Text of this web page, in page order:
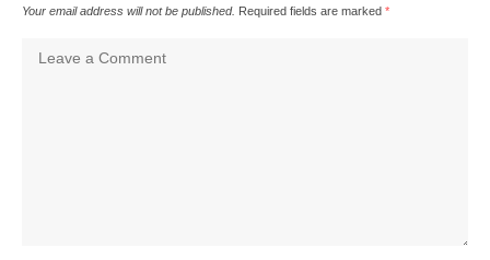
Your email address will not be published. Required fields are marked *